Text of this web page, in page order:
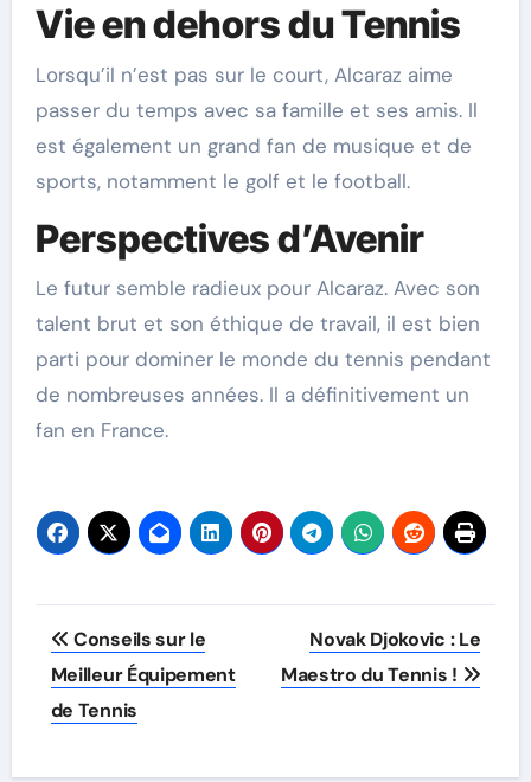
Vie en dehors du Tennis
Lorsqu’il n’est pas sur le court, Alcaraz aime
passer du temps avec sa famille et ses amis. Il
est également un grand fan de musique et de
sports, notamment le golf et le football.
Perspectives d’Avenir
Le futur semble radieux pour Alcaraz. Avec son
talent brut et son éthique de travail, il est bien
parti pour dominer le monde du tennis pendant
de nombreuses années. Il a définitivement un
fan en France.
Post
navigation
Conseils sur le
Meilleur Équipement
de Tennis
Novak Djokovic : Le
Maestro du Tennis !